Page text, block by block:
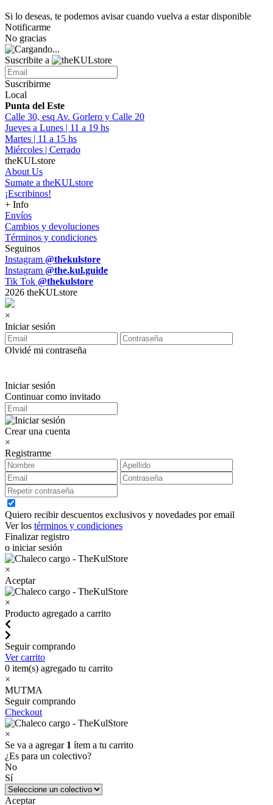
Si lo deseas, te podemos avisar cuando vuelva a estar disponible
Notificarme
No gracias
Suscribite a
Suscribirme
Local
Punta del Este
Calle 30, esq Av. Gorlero y Calle 20
Jueves a Lunes | 11 a 19 hs
Martes | 11 a 15 hs
Miércoles | Cerrado
theKULstore
About Us
Sumate a theKULstore
¡Escribinos!
+ Info
Envíos
Cambios y devoluciones
Términos y condiciones
Seguinos
Instagram @thekulstore
Instagram @the.kul.guide
Tik Tok @thekulstore
2026 theKULstore
×
Iniciar sesión
Olvidé mi contraseña
Iniciar sesión
Continuar como invitado
Crear una cuenta
×
Registrarme
Quiero recibir descuentos exclusivos y novedades por email
Ver los términos y condiciones
Finalizar registro
o iniciar sesión
×
Aceptar
×
Producto agregado a carrito
Seguir comprando
Ver carrito
0 item(s) agregado tu carrito
×
MUTMA
Seguir comprando
Checkout
×
Se va a agregar 1 ítem a tu carrito
¿Es para un colectivo?
No
Sí
Aceptar